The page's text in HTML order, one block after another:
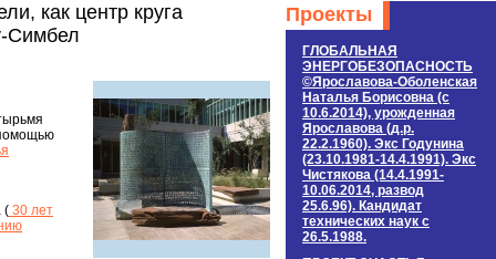
как центр круга
Симбел
( 30 лет
Проекты
ГЛОБАЛЬНАЯ
ЭНЕРГОБЕЗОПАСНОСТЬ
©Ярославова-Оболенская
Наталья Борисовна (c
10.6.2014), урожденная
Ярославова (д.р.
22.2.1960). Экс Годунина
(23.10.1981-14.4.1991). Экс
Чистякова (14.4.1991-
10.06.2014, развод
25.6.96). Кандидат
технических наук c
26.5.1988.